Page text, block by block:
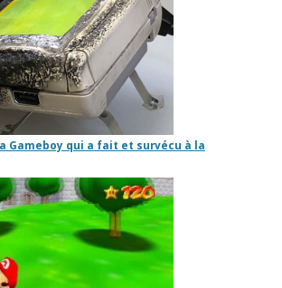
Gameboy qui a fait et survécu à la